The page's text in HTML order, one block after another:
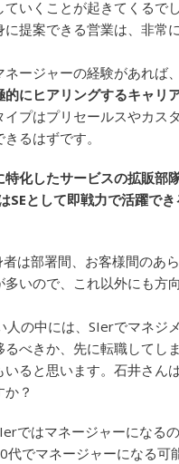
ていくことが起きてくるで
に提案できる営業は、非常
ージャーの経験があれば、
的にヒアリングするキャリ
イプはプリセールスやカス
るはずです。
特化したサービスの拡販部
SEとして即戦力で活躍で
者は部署間、お客様間のあ
多いので、これ以外にも方
人の中には、SIerでマネジ
るべきか、先に転職してし
いると思います。石井さん
？
ではマネージャーになる
代でマネージャーになる可